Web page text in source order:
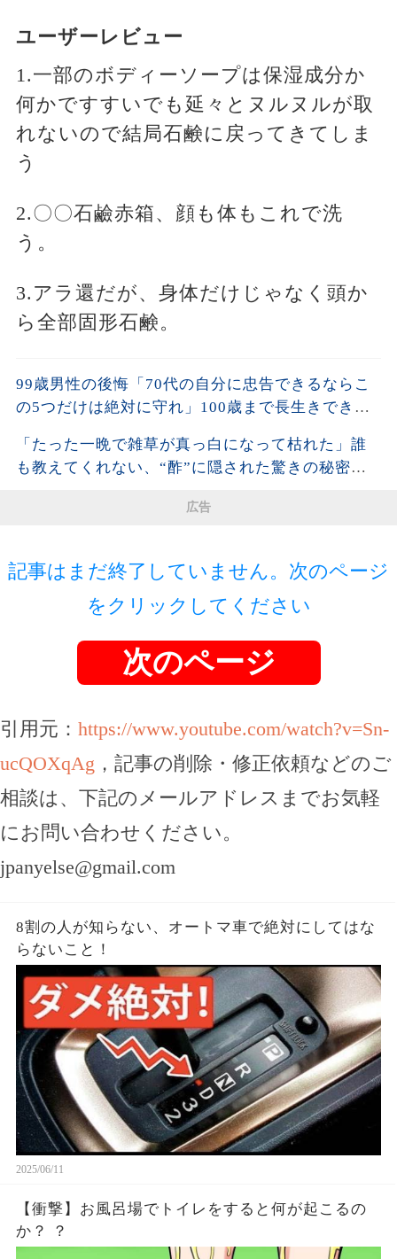
ユーザーレビュー
1.一部のボディーソープは保湿成分か
何かですすいでも延々とヌルヌルが取
れないので結局石鹸に戻ってきてしま
う
2.〇〇石鹼赤箱、顔も体もこれで洗
う。
3.アラ還だが、身体だけじゃなく頭か
ら全部固形石鹸。
99歳男性の後悔「70代の自分に忠告できるならこ
の5つだけは絶対に守れ」100歳まで長生きできる
前に聞いてください【60代以上の方へ/老後の幸せ/
シニア】
「たった一晩で雑草が真っ白になって枯れた」誰
も教えてくれない、“酢”に隠された驚きの秘密と
広告
記事はまだ終了していません。次のページ
をクリックしてください
次のページ
引用元： https://www.youtube.com/watch?v=Sn-
ucQOXqAg ，記事の削除・修正依頼などのご
相談は、下記のメールアドレスまでお気軽
にお問い合わせください。
jpanyelse@gmail.com
8割の人が知らない、オートマ車で絶対にしてはな
らないこと！
2025/06/11
【衝撃】お風呂場でトイレをすると何が起こるの
か？ ？